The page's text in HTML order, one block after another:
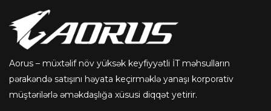
Aorus – müxtəlif növ yüksək keyfiyyətli İT məhsulların
pərakəndə satışını həyata keçirməklə yanaşı korporativ
müştərilərlə əməkdaşlığa xüsusi diqqət yetirir.